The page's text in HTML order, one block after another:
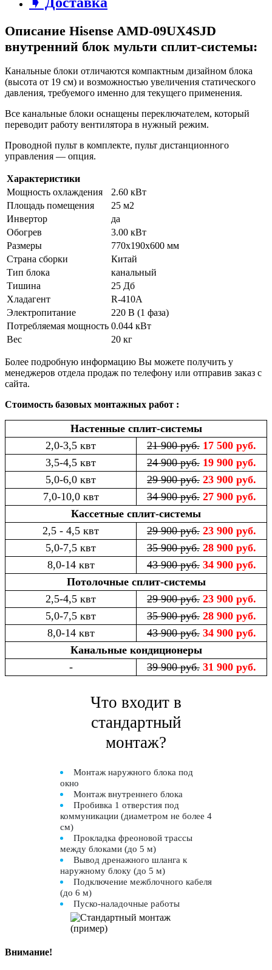
Описание Hisense AMD-09UX4SJD
внутренний блок мульти сплит-системы:
Канальные блоки отличаются компактным дизайном блока
(высота от 19 см) и возможностью увеличения статического
давления, требуемого именно для текущего применения.
Все канальные блоки оснащены переключателем, который
переводит работу вентилятора в нужный режим.
Проводной пульт в комплекте, пульт дистанционного
управления — опция.
Характеристики
Мощность охлаждения
2.60 кВт
Площадь помещения
25 м2
Инвертор
да
Обогрев
3.00 кВт
Размеры
770х190х600 мм
Страна сборки
Китай
Тип блока
канальный
Тишина
25 Дб
Хладагент
R-410A
Электропитание
220 В (1 фаза)
Потребляемая мощность 0.044 кВт
Вес
20 кг
Более подробную информацию Вы можете получить у
менеджеров отдела продаж по телефону или отправив заказ с
сайта.
Стоимость базовых монтажных работ :
Настенные сплит-системы
2,0-3,5 квт
21 900 руб. 17 500 руб.
3,5-4,5 квт
24 900 руб. 19 900 руб.
5,0-6,0 квт
29 900 руб. 23 900 руб.
7,0-10,0 квт
34 900 руб. 27 900 руб.
Кассетные сплит-системы
2,5 - 4,5 квт
29 900 руб. 23 900 руб.
5,0-7,5 квт
35 900 руб. 28 900 руб.
8,0-14 квт
43 900 руб. 34 900 руб.
Потолочные сплит-системы
2,5-4,5 квт
29 900 руб. 23 900 руб.
5,0-7,5 квт
35 900 руб. 28 900 руб.
8,0-14 квт
43 900 руб. 34 900 руб.
Канальные кондиционеры
-
39 900 руб. 31 900 руб.
Что входит в
стандартный
монтаж?
Монтаж наружного блока под
окно
Монтаж внутреннего блока
Пробивка 1 отверстия под
коммуникации (диаметром не более 4
см)
Прокладка фреоновой трассы
между блоками (до 5 м)
Вывод дренажного шланга к
наружному блоку (до 5 м)
Подключение межблочного кабеля
(до 6 м)
Пуско-наладочные работы
Внимание!